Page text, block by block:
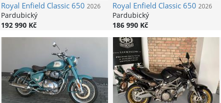
Royal Enfield Classic 650 2026
Pardubický
192 990 Kč
Royal Enfield Classic 650 2026
Pardubický
186 990 Kč